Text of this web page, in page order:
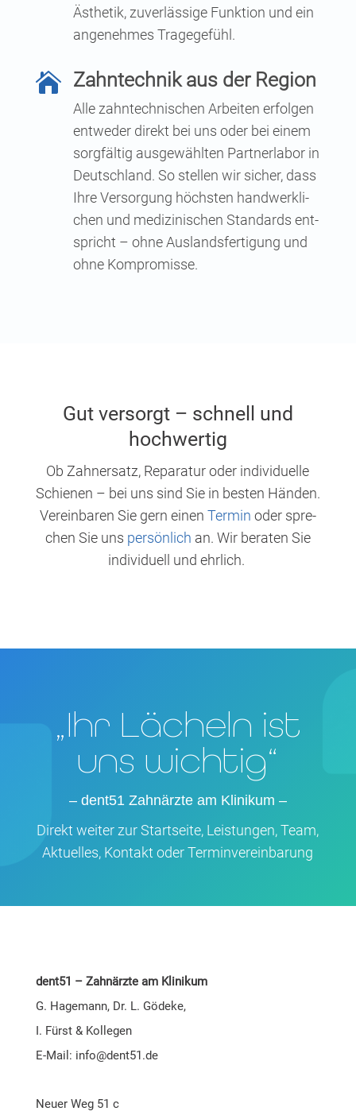
Ästhe­tik, zuver­läs­si­ge Funk­ti­on und ein
ange­neh­mes Tragegefühl.
 Zahn­tech­nik aus der Region
Alle zahn­tech­ni­schen Arbei­ten erfol­gen
ent­we­der direkt bei uns oder bei einem
sorg­fäl­tig aus­ge­wähl­ten Part­ner­la­bor in
Deutsch­land. So stel­len wir sicher, dass
Ihre Ver­sor­gung höchs­ten hand­werk­li­
chen und medi­zi­ni­schen Stan­dards ent­
spricht – ohne Aus­lands­fer­ti­gung und
ohne Kompromisse.
Gut ver­sorgt – schnell und
hochwertig
Ob Zahn­ersatz, Repa­ra­tur oder indi­vi­du­el­le
Schie­nen – bei uns sind Sie in bes­ten Hän­den.
Ver­ein­ba­ren Sie gern einen Ter­min oder spre­
chen Sie uns per­sön­lich an. Wir bera­ten Sie
indi­vi­du­ell und ehrlich.
„Ihr Lächeln ist
uns wichtig“
–dent51 Zahn­ärz­te am Kli­ni­kum –
Direkt wei­ter zurStart­sei­te, Leis­tun­gen,Team,
Aktu­el­les, Kon­taktoderTer­min­ver­ein­ba­rung
dent51 – Zahnärzte am Klinikum
G. Hagemann, Dr. L. Gödeke,
I. Fürst & Kollegen
E-Mail:
ed.15
tned@
ofni
Neuer Weg 51 c